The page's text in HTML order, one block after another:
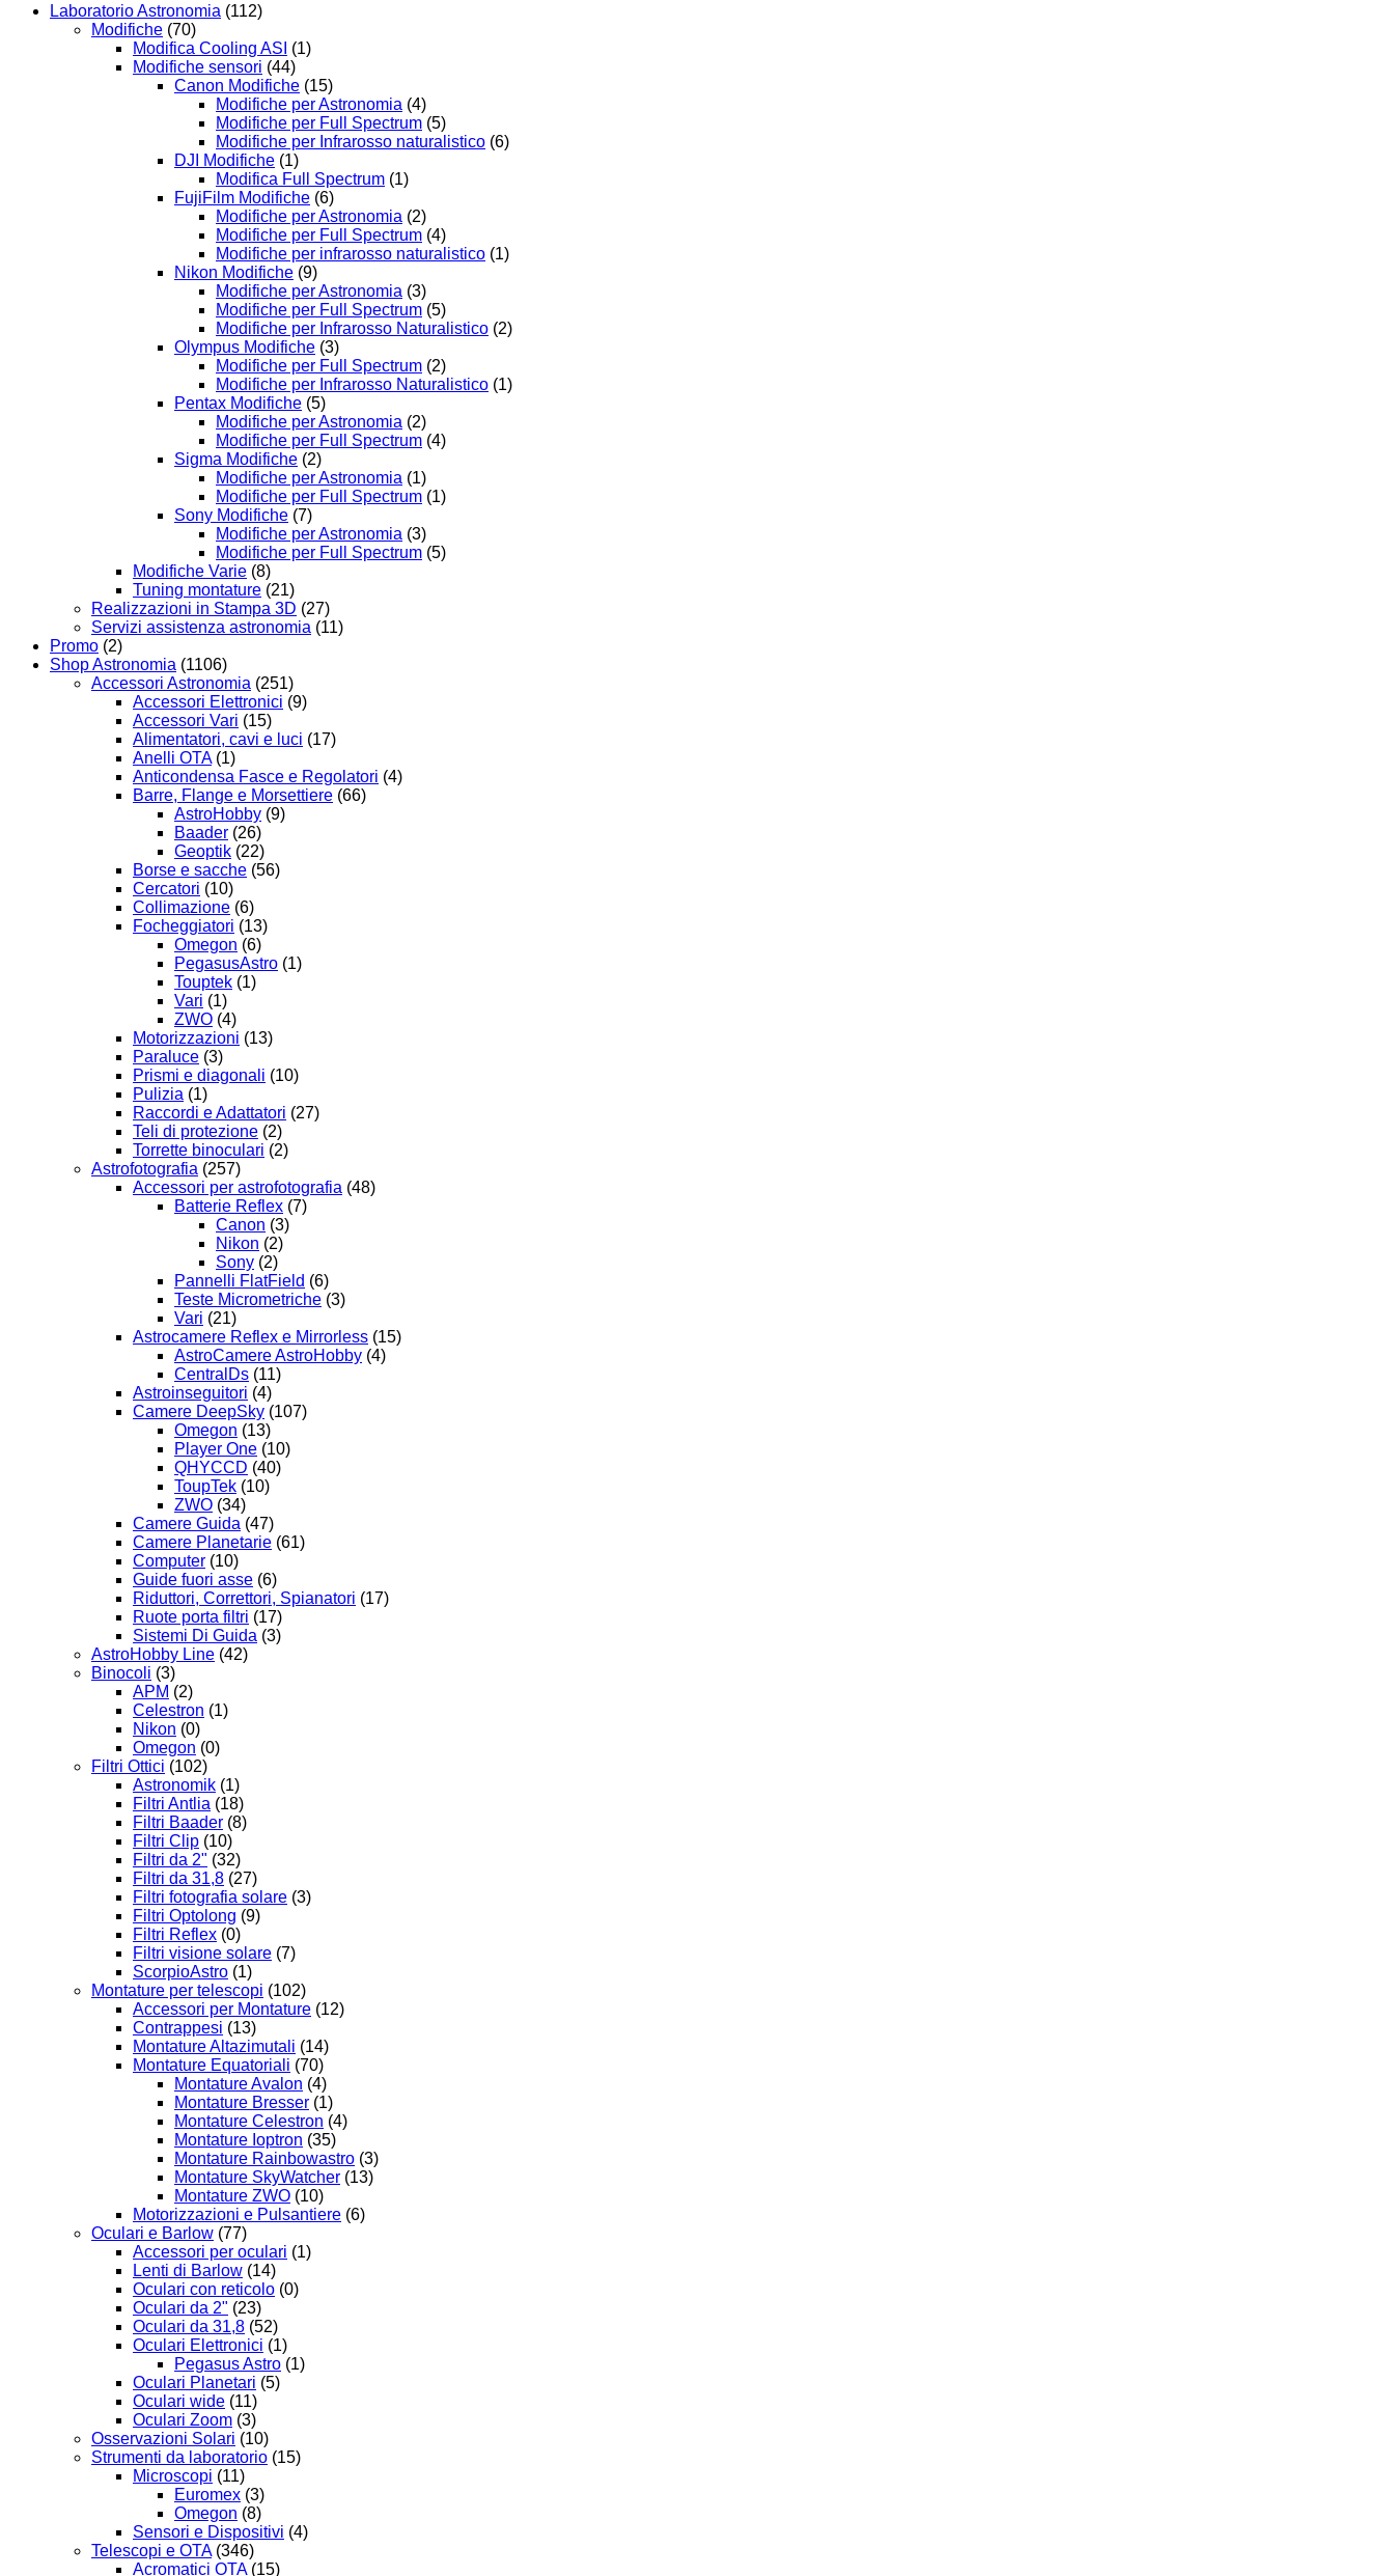
Laboratorio Astronomia (112)
Modifiche (70)
Modifica Cooling ASI (1)
Modifiche sensori (44)
Canon Modifiche (15)
Modifiche per Astronomia (4)
Modifiche per Full Spectrum (5)
Modifiche per Infrarosso naturalistico (6)
DJI Modifiche (1)
Modifica Full Spectrum (1)
FujiFilm Modifiche (6)
Modifiche per Astronomia (2)
Modifiche per Full Spectrum (4)
Modifiche per infrarosso naturalistico (1)
Nikon Modifiche (9)
Modifiche per Astronomia (3)
Modifiche per Full Spectrum (5)
Modifiche per Infrarosso Naturalistico (2)
Olympus Modifiche (3)
Modifiche per Full Spectrum (2)
Modifiche per Infrarosso Naturalistico (1)
Pentax Modifiche (5)
Modifiche per Astronomia (2)
Modifiche per Full Spectrum (4)
Sigma Modifiche (2)
Modifiche per Astronomia (1)
Modifiche per Full Spectrum (1)
Sony Modifiche (7)
Modifiche per Astronomia (3)
Modifiche per Full Spectrum (5)
Modifiche Varie (8)
Tuning montature (21)
Realizzazioni in Stampa 3D (27)
Servizi assistenza astronomia (11)
Promo (2)
Shop Astronomia (1106)
Accessori Astronomia (251)
Accessori Elettronici (9)
Accessori Vari (15)
Alimentatori, cavi e luci (17)
Anelli OTA (1)
Anticondensa Fasce e Regolatori (4)
Barre, Flange e Morsettiere (66)
AstroHobby (9)
Baader (26)
Geoptik (22)
Borse e sacche (56)
Cercatori (10)
Collimazione (6)
Focheggiatori (13)
Omegon (6)
PegasusAstro (1)
Touptek (1)
Vari (1)
ZWO (4)
Motorizzazioni (13)
Paraluce (3)
Prismi e diagonali (10)
Pulizia (1)
Raccordi e Adattatori (27)
Teli di protezione (2)
Torrette binoculari (2)
Astrofotografia (257)
Accessori per astrofotografia (48)
Batterie Reflex (7)
Canon (3)
Nikon (2)
Sony (2)
Pannelli FlatField (6)
Teste Micrometriche (3)
Vari (21)
Astrocamere Reflex e Mirrorless (15)
AstroCamere AstroHobby (4)
CentralDs (11)
Astroinseguitori (4)
Camere DeepSky (107)
Omegon (13)
Player One (10)
QHYCCD (40)
ToupTek (10)
ZWO (34)
Camere Guida (47)
Camere Planetarie (61)
Computer (10)
Guide fuori asse (6)
Riduttori, Correttori, Spianatori (17)
Ruote porta filtri (17)
Sistemi Di Guida (3)
AstroHobby Line (42)
Binocoli (3)
APM (2)
Celestron (1)
Nikon (0)
Omegon (0)
Filtri Ottici (102)
Astronomik (1)
Filtri Antlia (18)
Filtri Baader (8)
Filtri Clip (10)
Filtri da 2" (32)
Filtri da 31,8 (27)
Filtri fotografia solare (3)
Filtri Optolong (9)
Filtri Reflex (0)
Filtri visione solare (7)
ScorpioAstro (1)
Montature per telescopi (102)
Accessori per Montature (12)
Contrappesi (13)
Montature Altazimutali (14)
Montature Equatoriali (70)
Montature Avalon (4)
Montature Bresser (1)
Montature Celestron (4)
Montature Ioptron (35)
Montature Rainbowastro (3)
Montature SkyWatcher (13)
Montature ZWO (10)
Motorizzazioni e Pulsantiere (6)
Oculari e Barlow (77)
Accessori per oculari (1)
Lenti di Barlow (14)
Oculari con reticolo (0)
Oculari da 2" (23)
Oculari da 31,8 (52)
Oculari Elettronici (1)
Pegasus Astro (1)
Oculari Planetari (5)
Oculari wide (11)
Oculari Zoom (3)
Osservazioni Solari (10)
Strumenti da laboratorio (15)
Microscopi (11)
Euromex (3)
Omegon (8)
Sensori e Dispositivi (4)
Telescopi e OTA (346)
Acromatici OTA (15)